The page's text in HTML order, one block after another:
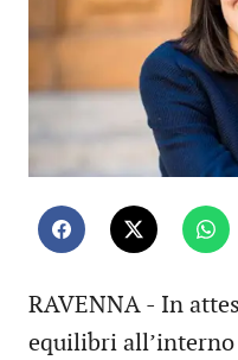
RAVENNA - In
equilibri all’interno